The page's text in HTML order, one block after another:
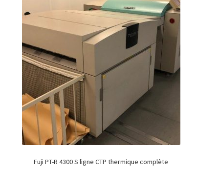
Fuji PT-R 4300 S ligne CTP thermique complète